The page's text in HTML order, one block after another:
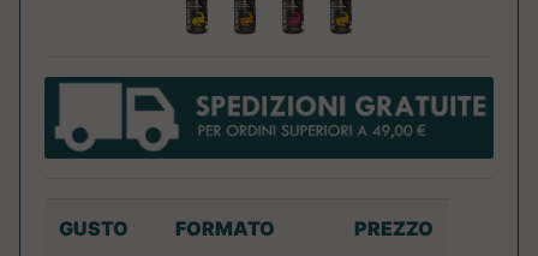
GUSTO FORMATO PREZZO